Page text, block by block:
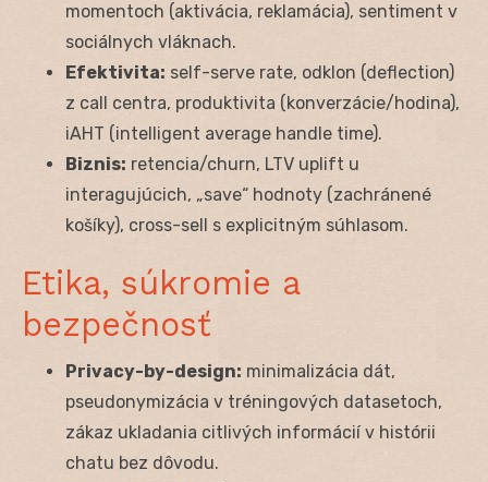
momentoch (aktivácia, reklamácia), sentiment v
sociálnych vláknach.
Efektivita: self-serve rate, odklon (deflection)
z call centra, produktivita (konverzácie/hodina),
iAHT (intelligent average handle time).
Biznis: retencia/churn, LTV uplift u
interagujúcich, „save“ hodnoty (zachránené
košíky), cross-sell s explicitným súhlasom.
Etika, súkromie a
bezpečnosť
Privacy-by-design: minimalizácia dát,
pseudonymizácia v tréningových datasetoch,
zákaz ukladania citlivých informácií v histórii
chatu bez dôvodu.